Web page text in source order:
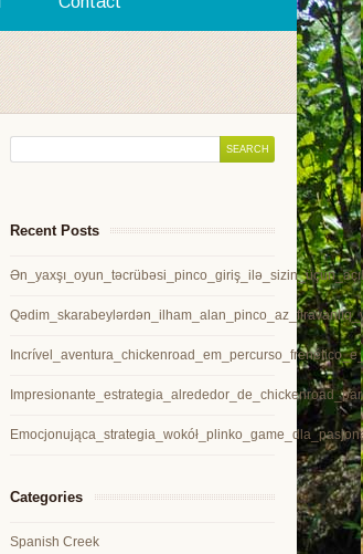
Recent Posts
Categories
Spanish Creek